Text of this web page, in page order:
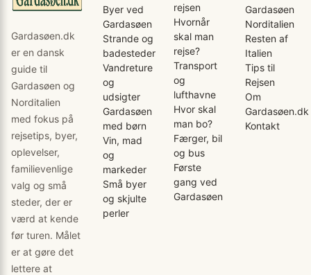
Gardasøen.dk
er en dansk
guide til
Gardasøen og
Norditalien
med fokus på
rejsetips, byer,
oplevelser,
familievenlige
valg og små
steder, der er
værd at kende
før turen. Målet
er at gøre det
lettere at
Byer ved
Gardasøen
Strande og
badesteder
Vandreture
og
udsigter
Gardasøen
med børn
Vin, mad
og
markeder
Små byer
og skjulte
perler
rejsen
Hvornår
skal man
rejse?
Transport
og
lufthavne
Hvor skal
man bo?
Færger, bil
og bus
Første
gang ved
Gardasøen
Gardasøen
Norditalien
Resten af
Italien
Tips til
Rejsen
Om
Gardasøen.dk
Kontakt